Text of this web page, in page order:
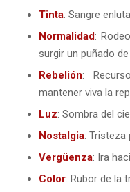
Tinta: Sangre
Normalidad:
surgir un puñado
Rebelión:
mantener viva la
Luz: Sombra del
Nostalgia: Tristeza
Vergüenza: Ira
Color: Rubor de la